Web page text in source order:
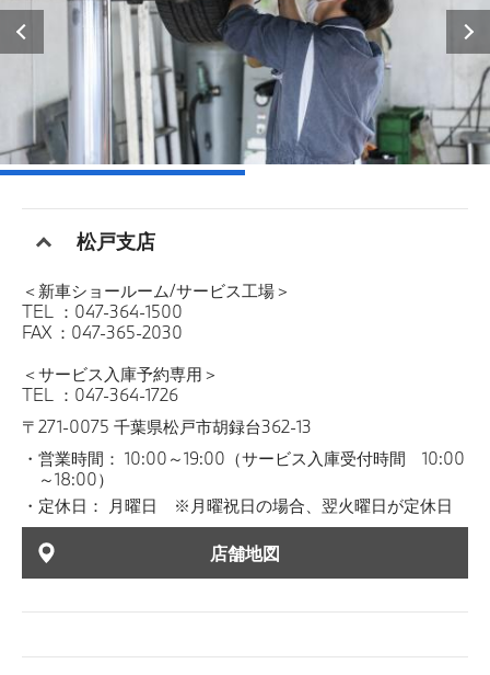
松戸支店
＜新車ショールーム/サービス工場＞
TEL ：047-364-1500
FAX ：047-365-2030
＜サービス入庫予約専用＞
TEL ：047-364-1726
〒271-0075 千葉県松戸市胡録台362-13
営業時間： 10:00～19:00（サービス入庫受付時間 10:00
～18:00）
定休日： 月曜日 ※月曜祝日の場合、翌火曜日が定休日
店舗地図